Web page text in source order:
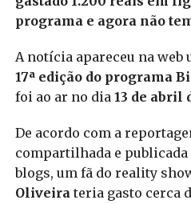
programa e agora não
A notícia apareceu na web
17ª edição do programa
foi ao ar no dia13 de abril
De acordo com a
compartilhada e
blogs, um fã do reality
Oliveirateria gasto cerca